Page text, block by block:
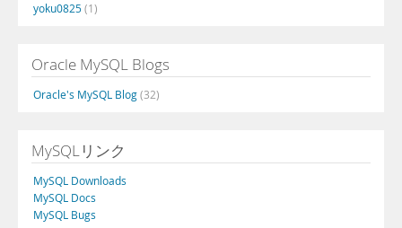
yoku0825(1)
Oracle MySQL Blogs
Oracle's MySQL Blog(32)
MySQLリンク
MySQL Downloads
MySQL Docs
MySQL Bugs